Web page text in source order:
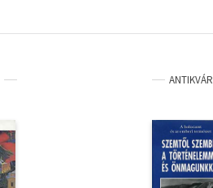
ANTIKVÁR